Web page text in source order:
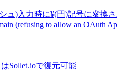
ュ)入力時に¥(円)記号に変換
(refusing to allow an OAuth
Sollet.ioで復元可能